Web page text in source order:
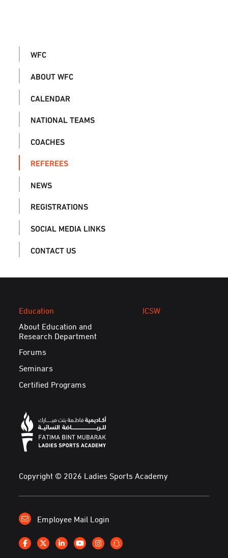
WFC
ABOUT WFC
CALENDAR
NATIONAL TEAMS
COACHES
REFEREES
NEWS
REGISTRATIONS
SOCIAL MEDIA LINKS
CONTACT US
Education
About Education and
Research Department
Forums
Seminars
Certified Programs
ICSW
Copyright © 2026 Ladies Sports Academy
Employee Mail Login